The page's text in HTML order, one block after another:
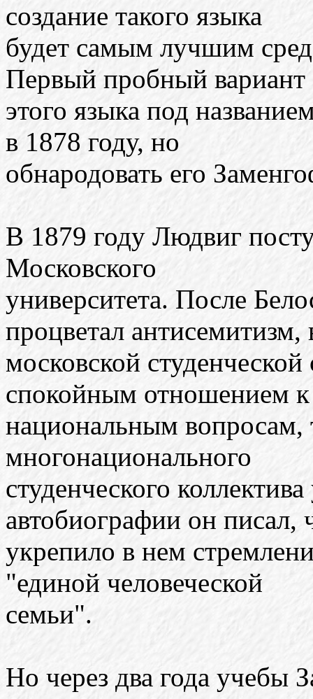
создание такого языка
будет самым лучшим
Первый пробный вариант
этого языка под
в 1878 году, но
обнародовать его
В 1879 году Людвиг
Московского
университета. После
процветал антисемитизм,
московской
спокойным отношением к
национальным вопросам,
многонационального
студенческого
автобиографии он писал,
укрепило в нем
"единой человеческой
семьи".
Но через два года учебы